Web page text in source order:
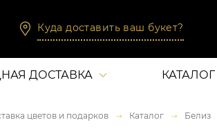
Куда доставить ваш букет?
ДОСТАВКА КАТАЛОГ
цветов и подарков Каталог Белиз